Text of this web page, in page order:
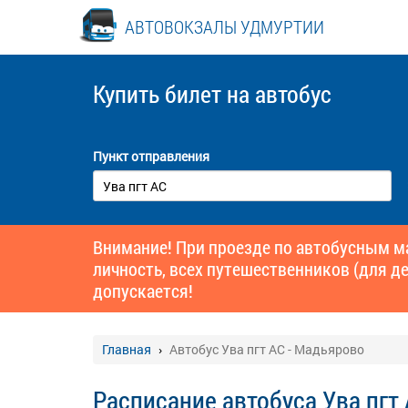
АВТОВОКЗАЛЫ УДМУРТИИ
Купить билет на автобус
Пункт отправления
Внимание! При проезде по автобусным
личность, всех путешественников (для
допускается!
Главная Автобус Ува пгт АС - Мадьярово
Расписание автобуса Ува